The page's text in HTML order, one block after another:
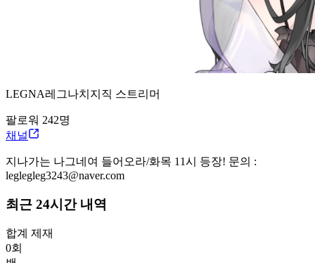
LEGNA레그나치지직 스트리머
팔로워 242명
채널
지나가는 나그네여 들어오라/화목 11시 등장! 문의 :
leglegleg3243@naver.com
최근 24시간 내역
합계 제재
0회